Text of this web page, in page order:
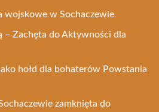
wojskowe w Sochaczewie
– Zachęta do Aktywności dla
hołd dla bohaterów Powstania
zamknięta do